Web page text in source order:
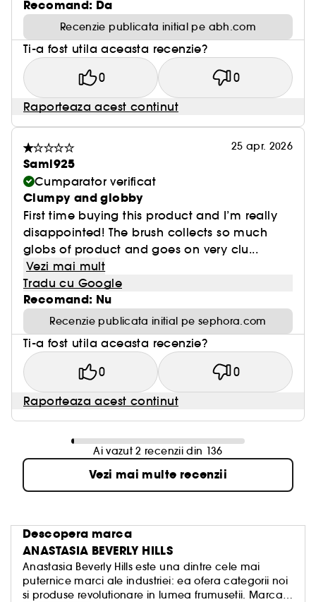
Recomand: Da
Recenzie publicata initial pe abh.com
Ti-a fost utila aceasta recenzie?
0 0
Raporteaza acest continut
25 apr. 2026
Saml925
Cumparator verificat
Clumpy and globby
First time buying this product and I’m really
disappointed! The brush collects so much
globs of product and goes on very clu...
Vezi mai mult
Tradu cu Google
Recomand: Nu
Recenzie publicata initial pe sephora.com
Ti-a fost utila aceasta recenzie?
0 0
Raporteaza acest continut
Ai vazut 2 recenzii din 136
Vezi mai multe recenzii
Descopera marca
ANASTASIA BEVERLY HILLS
Anastasia Beverly Hills este una dintre cele mai
puternice marci ale industriei: ea ofera categorii noi
si produse revolutionare in lumea frumusetii. Marca